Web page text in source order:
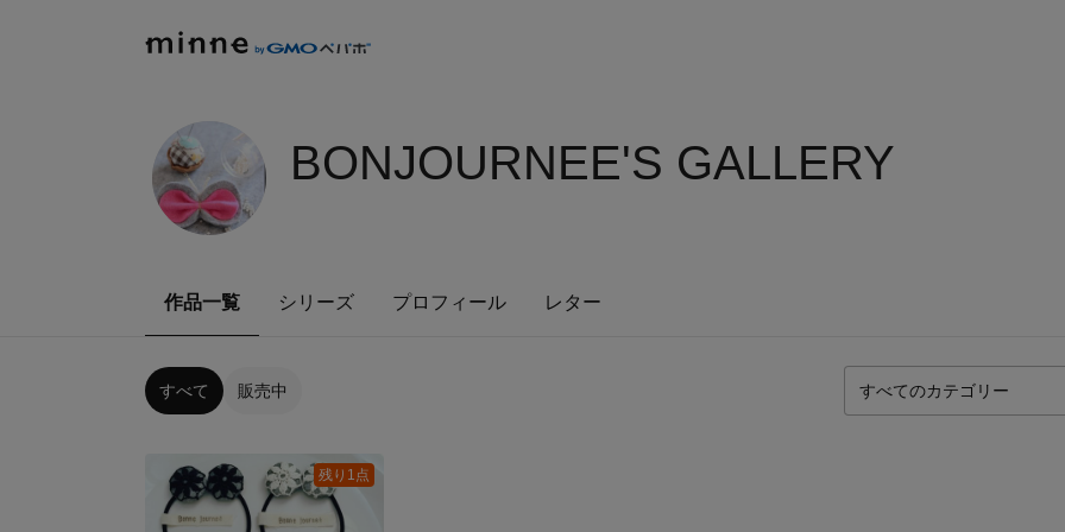
BONJOURNEE'S GALLERY
作品一覧 シリーズ プロフィール レター
すべて 販売中
残り1点